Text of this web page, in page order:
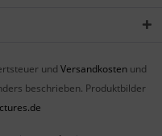
und Versandkostenund
beschrieben. Produktbilder